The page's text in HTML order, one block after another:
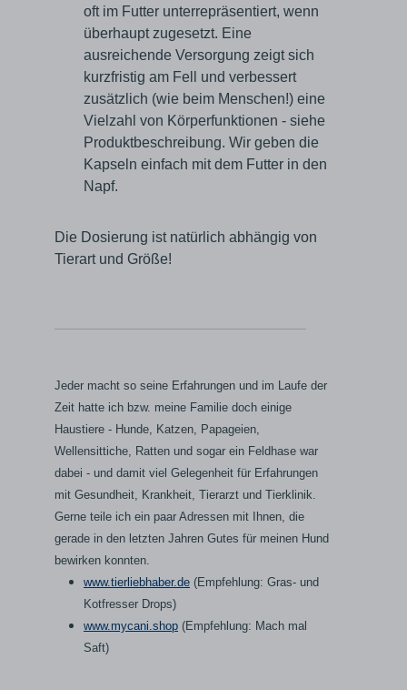
oft im Futter unterrepräsentiert, wenn
überhaupt zugesetzt. Eine
ausreichende Versorgung zeigt sich
kurzfristig am Fell und verbessert
zusätzlich (wie beim Menschen!) eine
Vielzahl von Körperfunktionen - siehe
Produktbeschreibung. Wir geben die
Kapseln einfach mit dem Futter in den
Napf.
Die Dosierung ist natürlich abhängig von
Tierart und Größe!
Jeder macht so seine Erfahrungen und im Laufe der
Zeit hatte ich bzw. meine Familie doch einige
Haustiere - Hunde, Katzen, Papageien,
Wellensittiche, Ratten und sogar ein Feldhase war
dabei - und damit viel Gelegenheit für Erfahrungen
mit Gesundheit, Krankheit, Tierarzt und Tierklinik.
Gerne teile ich ein paar Adressen mit Ihnen, die
gerade in den letzten Jahren Gutes für meinen Hund
bewirken konnten.
www.tierliebhaber.de (Empfehlung: Gras- und
Kotfresser Drops)
www.mycani.shop (Empfehlung: Mach mal
Saft)